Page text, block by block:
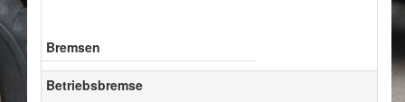
Bremsen
Betriebsbremse